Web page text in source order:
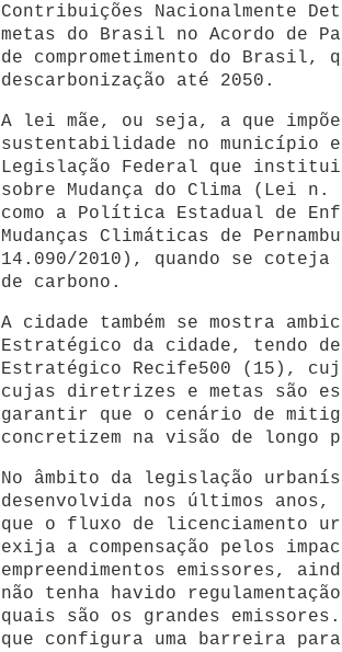
Contribuições Nacionalmente
metas do Brasil no Acordo de
de comprometimento do Brasil,
descarbonização até 2050.
A lei mãe, ou seja, a que
sustentabilidade no município
Legislação Federal que
sobre Mudança do Clima (Lei n.
como a Política Estadual de
Mudanças Climáticas de
14.090/2010), quando se coteja
de carbono.
A cidade também se mostra
Estratégico da cidade, tendo
Estratégico Recife500 (15),
cujas diretrizes e metas são
garantir que o cenário de
concretizem na visão de longo
No âmbito da legislação
desenvolvida nos últimos anos,
que o fluxo de licenciamento
exija a compensação pelos
empreendimentos emissores,
não tenha havido
quais são os grandes
que configura uma barreira